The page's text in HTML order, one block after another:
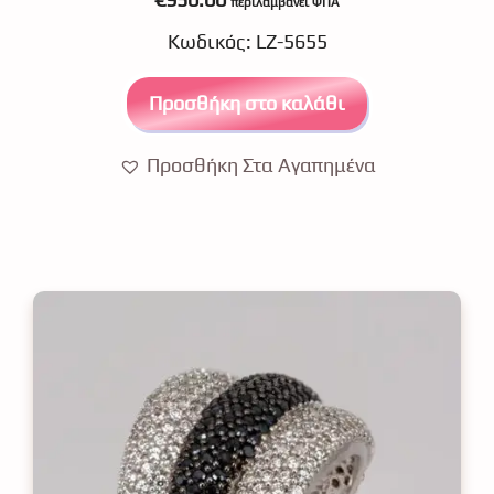
o
t
5
Κωδικός: LZ-5655
Προσθήκη στο καλάθι
Προσθήκη Στα Αγαπημένα